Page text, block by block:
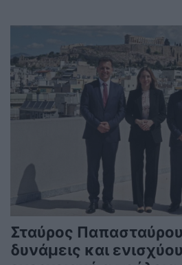
Σταύρος
δυνάμεις και